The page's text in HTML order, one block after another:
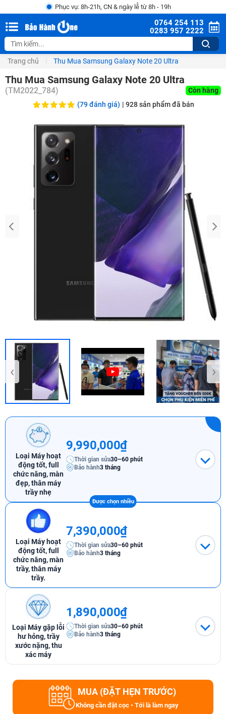
Phục vụ: 8h-21h, CN & ngày lễ từ 8h - 19h
0764 254 113
0283 957 2222
Trang chủ Thu Mua Samsung Galaxy Note 20 Ultra
Thu Mua Samsung Galaxy Note 20 Ultra
(TM2022_784)
Còn hàng
(79 đánh giá) | 928sản phẩm đã bán
‹ ›
Loại Máy hoạt
động tốt, full
chức năng, màn
đẹp, thân máy
trầy nhẹ
9,990,000₫
Thời gian sửa30–60 phút
Bảo hành3 tháng
Loại Máy hoạt
động tốt, full
chức năng, màn
trầy, thân máy
trầy.
7,390,000₫
Thời gian sửa30–60 phút
Bảo hành3 tháng
Loại Máy gặp lỗi
hư hỏng, trầy
xước nặng, thu
xác máy
1,890,000₫
Thời gian sửa30–60 phút
Bảo hành3 tháng
MUA (ĐẶT HẸN TRƯỚC)
Không cần đặt cọc • Tới là làm ngay